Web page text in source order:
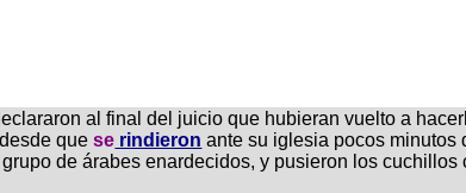
al final del juicio que hubieran vuelto a
que se rindieron ante su iglesia pocos minutos
de árabes enardecidos, y pusieron los